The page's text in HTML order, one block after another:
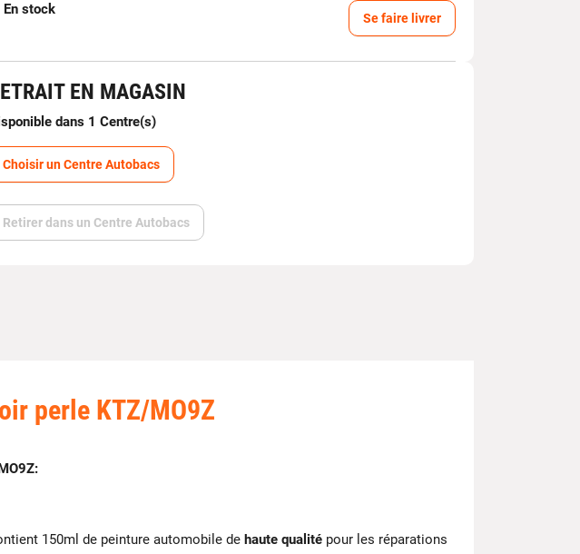
En stock
Se faire livrer
EN MAGASIN
dans 1 Centre(s)
Choisir un Centre Autobacs
Retirer dans un Centre Autobacs
perle KTZ/MO9Z
150ml de peinture automobile de haute qualité pour les réparations